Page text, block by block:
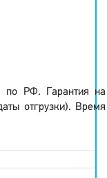
по РФ. Гарантия на
отгрузки). Время